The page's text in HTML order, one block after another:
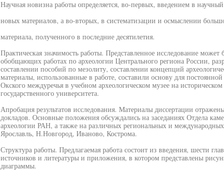
Научная новизна работы определяется, во-первых, введением в
новых материалов, а во-вторых, в систематизации и осмыслении
материала, полученного в последние десятилетия.
Практическая значимость работы. Представленное исследование может
обобщающих работах по археологии Центрального региона России,
составлении пособий по мезолиту, составлении концепций
материалы, использованные в работе, составили основу для
Окского междуречья в учебном археологическом музее на историческом
государственного университета.
Апробация результатов исследования. Материалы диссертации
докладов. Основные положения обсуждались на заседаниях Отдела
археологии РАН, а также на различных региональных и
Ярославль, Н.Новгород, Иваново, Кострома.
Структура работы. Предлагаемая работа состоит из введения, шести
источников и литературы и приложения, в котором представлены
диаграммы.